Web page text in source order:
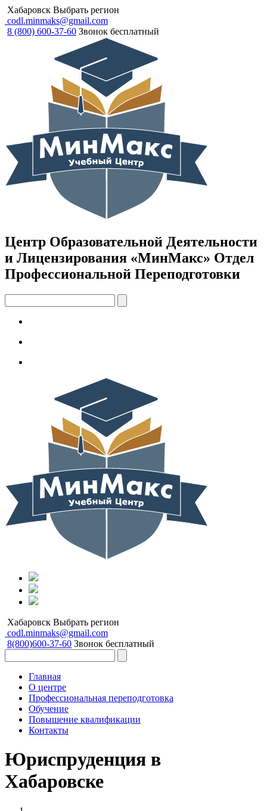
Хабаровск Выбрать регион
codl.minmaks@gmail.com
8 (800) 600-37-60 Звонок бесплатный
Центр Образовательной Деятельности
и Лицензирования «МинМакс» Отдел
Профессиональной Переподготовки
Хабаровск Выбрать регион
codl.minmaks@gmail.com
8(800)600-37-60 Звонок бесплатный
Главная
О центре
Профессиональная переподготовка
Обучение
Повышение квалификации
Контакты
Юриспруденция в
Хабаровске